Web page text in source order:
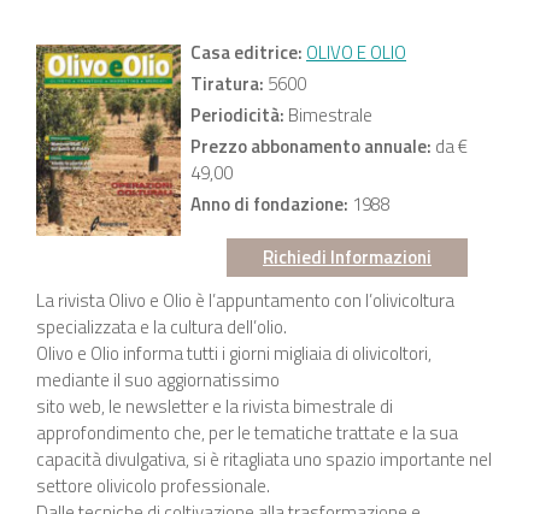
Casa editrice: OLIVO E OLIO
Tiratura: 5600
Periodicità: Bimestrale
Prezzo abbonamento annuale: da €
49,00
Anno di fondazione: 1988
Richiedi Informazioni
La rivista Olivo e Olio è l’appuntamento con l’olivicoltura
specializzata e la cultura dell’olio.
Olivo e Olio informa tutti i giorni migliaia di olivicoltori,
mediante il suo aggiornatissimo
sito web, le newsletter e la rivista bimestrale di
approfondimento che, per le tematiche trattate e la sua
capacità divulgativa, si è ritagliata uno spazio importante nel
settore olivicolo professionale.